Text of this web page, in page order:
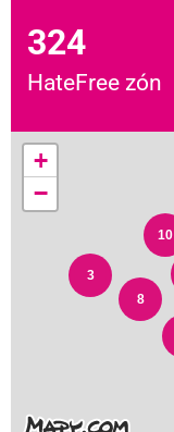
324
HateFree zón
3
10
8
+
−